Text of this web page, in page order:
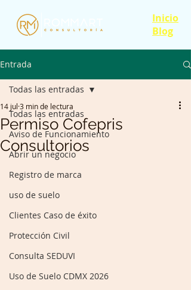
Inicio
Blog
Entrada
Todas las entradas
Aviso de Funcionamiento
Abrir un negocio
Registro de marca
uso de suelo
Clientes Caso de éxito
Protección Civil
Consulta SEDUVI
Uso de Suelo CDMX 2026
Todas las entradas
Permiso Cofepris
Consultorios
14 jul 3 min de lectura